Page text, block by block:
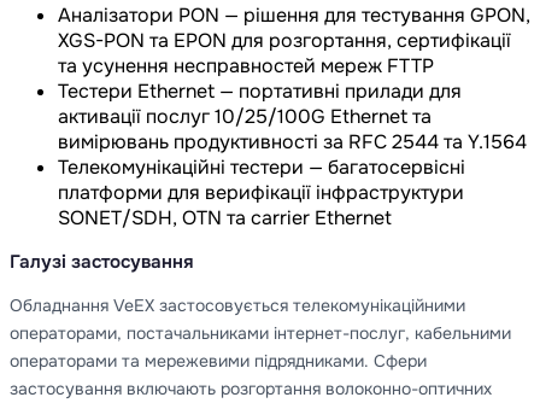
Аналізатори PON — рішення для тестування GPON,
XGS-PON та EPON для розгортання, сертифікації
та усунення несправностей мереж FTTP
Тестери Ethernet — портативні прилади для
активації послуг 10/25/100G Ethernet та
вимірювань продуктивності за RFC 2544 та Y.1564
Телекомунікаційні тестери — багатосервісні
платформи для верифікації інфраструктури
SONET/SDH, OTN та carrier Ethernet
Галузі застосування
Обладнання VeEX застосовується телекомунікаційними
операторами, постачальниками інтернет-послуг, кабельними
операторами та мережевими підрядниками. Сфери
застосування включають розгортання волоконно-оптичних